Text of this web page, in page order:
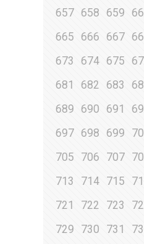
657 658 659
665
666 667
673
674 675
681
682 683
689
690 691
697 698 699
705
706 707
713
714 715
721
722 723
729
730 731